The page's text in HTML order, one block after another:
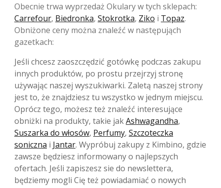
Obecnie trwa wyprzedaż Okulary w tych sklepach:
Carrefour, Biedronka, Stokrotka, Ziko i Topaz.
Obniżone ceny można znaleźć w następująch
gazetkach:
Jeśli chcesz zaoszczędzić gotówkę podczas zakupu
innych produktów, po prostu przejrzyj stronę
używając naszej wyszukiwarki. Zaletą naszej strony
jest to, że znajdziesz tu wszystko w jednym miejscu.
Oprócz tego, możesz też znaleźć interesujące
obniżki na produkty, takie jakAshwagandha,
Suszarka do włosów, Perfumy, Szczoteczka
soniczna i Jantar. Wypróbuj zakupy z Kimbino, gdzie
zawsze będziesz informowany o najlepszych
ofertach. Jeśli zapiszesz sie do newslettera,
będziemy mogli Cię też powiadamiać o nowych